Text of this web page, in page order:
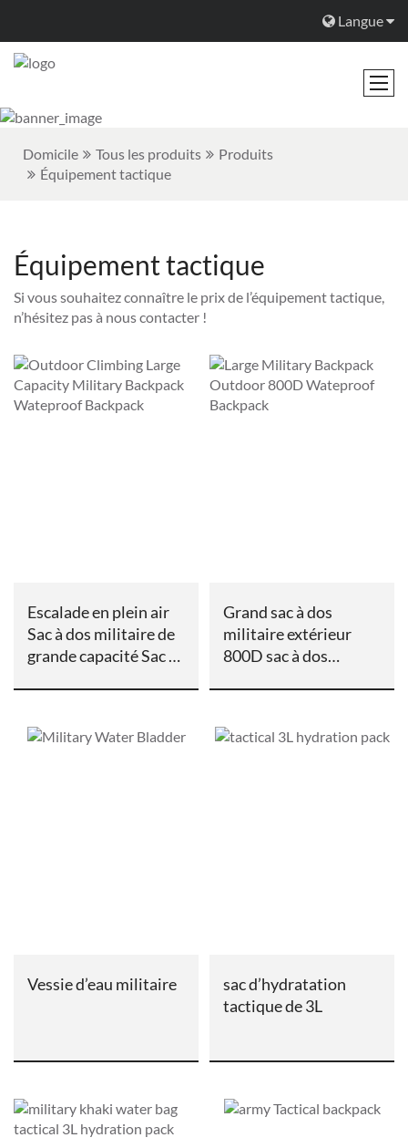
Langue
Domicile Tous les produits
Produits
Équipement tactique
Équipement tactique
Si vous souhaitez connaître le prix de l’équipement tactique,
n’hésitez pas à nous contacter !
Escalade en plein air
Sac à dos militaire de
grande capacité Sac à
Grand sac à dos
militaire extérieur
800D sac à dos
Vessie d’eau militaire
sac d’hydratation
tactique de 3L